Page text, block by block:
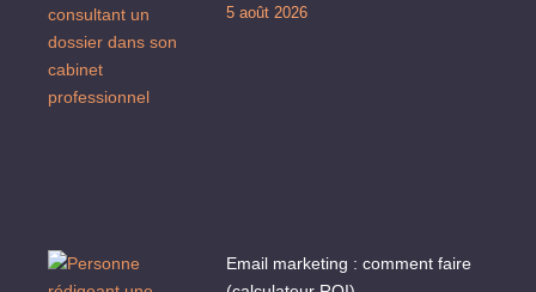
5 août 2026
Email marketing : comment faire